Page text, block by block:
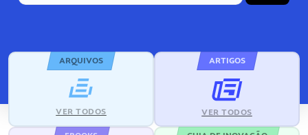
ARQUIVOS
VER TODOS
ARTIGOS
VER TODOS